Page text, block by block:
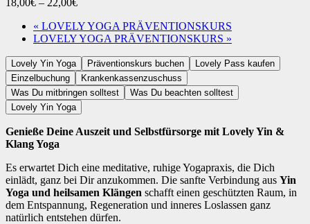
18,00€ – 22,00€
« LOVELY YOGA PRÄVENTIONSKURS
LOVELY YOGA PRÄVENTIONSKURS »
Lovely Yin Yoga Präventionskurs buchen
Lovely Pass kaufen
Einzelbuchung
Krankenkassenzuschuss
Was Du mitbringen solltest
Was Du beachten solltest
Lovely Yin Yoga
Genieße Deine Auszeit und Selbstfürsorge mit Lovely Yin &
Klang Yoga
Es erwartet Dich eine meditative, ruhige Yogapraxis, die Dich
einlädt, ganz bei Dir anzukommen. Die sanfte Verbindung aus Yin
Yoga und heilsamen Klängen schafft einen geschützten Raum, in
dem Entspannung, Regeneration und inneres Loslassen ganz
natürlich entstehen dürfen.